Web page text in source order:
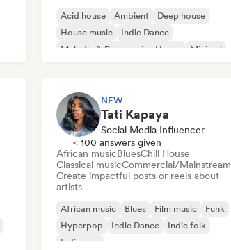
Acid house Ambient
Deep house
House music
Indie Dance
Melodic & Progressive House
Minimal
NEW
Tati Kapaya
Social Media Influencer
< 100 answers given
African musicBluesChill House
Classical musicCommercial/Mainstream
Create impactful posts or reels about
artists
African music Blues Film music
Funk
Hyperpop
Indie Dance
Indie folk
Indie pop